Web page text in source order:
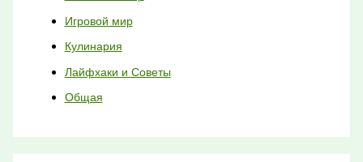
Игровой мир
Кулинария
Лайфхаки и Советы
Общая